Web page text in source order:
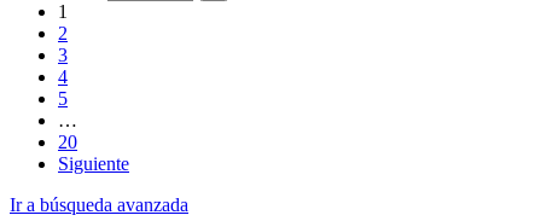
1
2
3
4
5
…
20
Siguiente
Ir a búsqueda avanzada